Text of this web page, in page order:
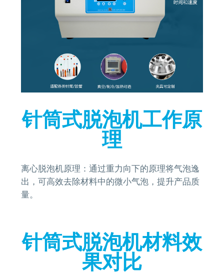
针筒式脱泡机工作原
理
离心脱泡机原理：通过重力向下的原理将气泡逸
出，可高效去除材料中的微小气泡，提升产品质
量。
针筒式脱泡机材料效
果对比